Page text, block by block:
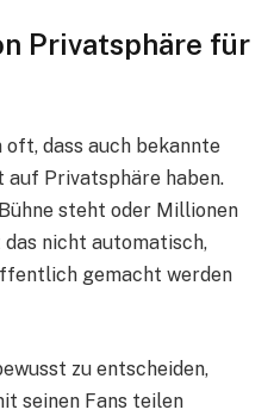
Privatsphäre für
oft, dass auch bekannte
auf Privatsphäre haben.
steht oder Millionen
nicht automatisch,
gemacht werden
zu entscheiden,
seinen Fans teilen